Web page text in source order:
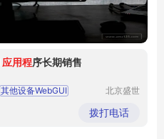
应用程序长期销售
其他设备WebGUI
北京盛世
科技有限
公司
拨打电话